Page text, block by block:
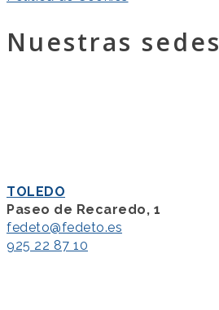
Nuestras sedes
TOLEDO
Paseo de Recaredo, 1
fedeto@fedeto.es
925 22 87 10